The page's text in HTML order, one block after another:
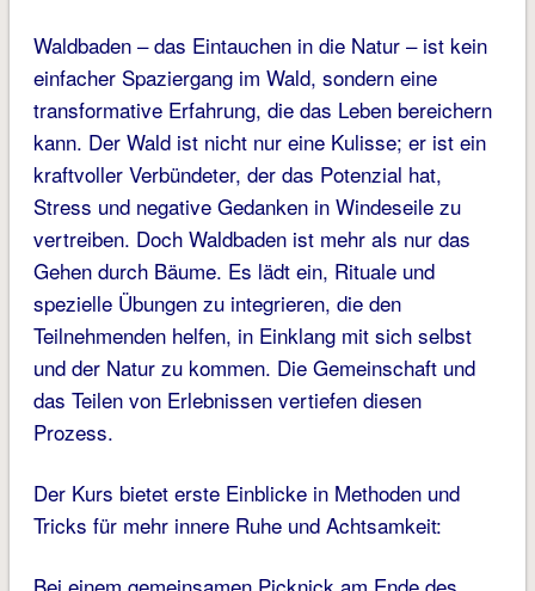
Waldbaden – das Eintauchen in die Natur – ist kein
einfacher Spaziergang im Wald, sondern eine
transformative Erfahrung, die das Leben bereichern
kann. Der Wald ist nicht nur eine Kulisse; er ist ein
kraftvoller Verbündeter, der das Potenzial hat,
Stress und negative Gedanken in Windeseile zu
vertreiben. Doch Waldbaden ist mehr als nur das
Gehen durch Bäume. Es lädt ein, Rituale und
spezielle Übungen zu integrieren, die den
Teilnehmenden helfen, in Einklang mit sich selbst
und der Natur zu kommen. Die Gemeinschaft und
das Teilen von Erlebnissen vertiefen diesen
Prozess.
Der Kurs bietet erste Einblicke in Methoden und
Tricks für mehr innere Ruhe und Achtsamkeit: